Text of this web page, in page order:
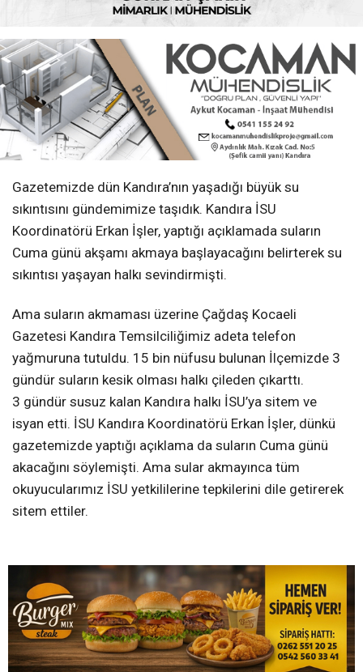
Gazetemizde dün Kandıra’nın yaşadığı büyük su
sıkıntısını gündemimize taşıdık. Kandıra İSU
Koordinatörü Erkan İşler, yaptığı açıklamada suların
Cuma günü akşamı akmaya başlayacağını belirterek su
sıkıntısı yaşayan halkı sevindirmişti.
Ama suların akmaması üzerine Çağdaş Kocaeli
Gazetesi Kandıra Temsilciliğimiz adeta telefon
yağmuruna tutuldu. 15 bin nüfusu bulunan İlçemizde 3
gündür suların kesik olması halkı çileden çıkarttı.
3 gündür susuz kalan Kandıra halkı İSU’ya sitem ve
isyan etti. İSU Kandıra Koordinatörü Erkan İşler, dünkü
gazetemizde yaptığı açıklama da suların Cuma günü
akacağını söylemişti. Ama sular akmayınca tüm
okuyucularımız İSU yetkililerine tepkilerini dile getirerek
sitem ettiler.